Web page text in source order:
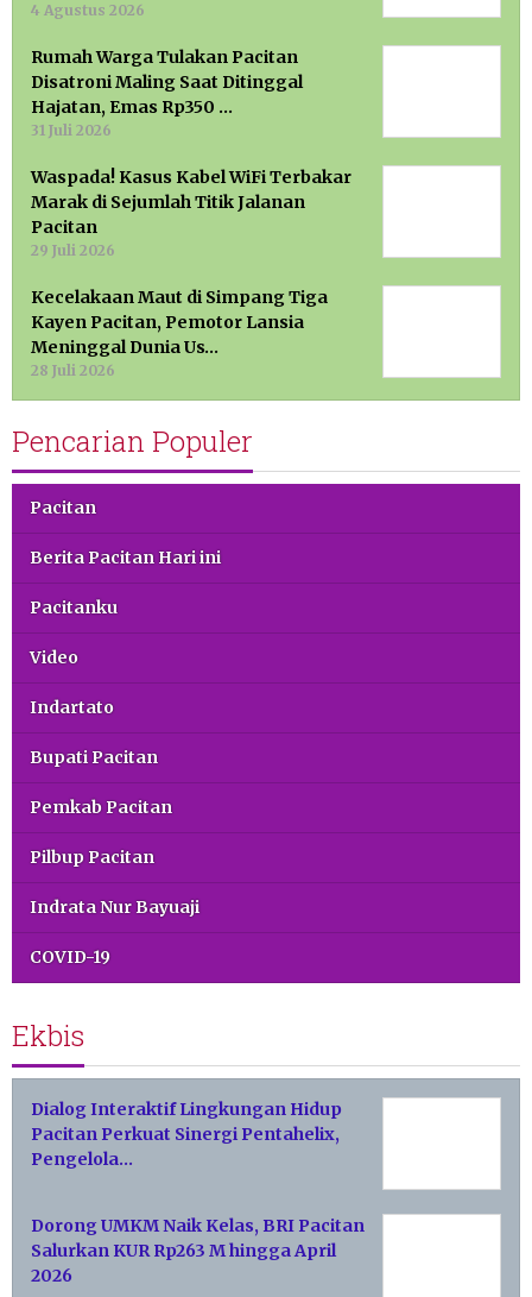
4 Agustus 2026
Rumah Warga Tulakan Pacitan
Disatroni Maling Saat Ditinggal
Hajatan, Emas Rp350 …
31 Juli 2026
Waspada! Kasus Kabel WiFi Terbakar
Marak di Sejumlah Titik Jalanan
Pacitan
29 Juli 2026
Kecelakaan Maut di Simpang Tiga
Kayen Pacitan, Pemotor Lansia
Meninggal Dunia Us…
28 Juli 2026
Pencarian Populer
Pacitan
Berita Pacitan Hari ini
Pacitanku
Video
Indartato
Bupati Pacitan
Pemkab Pacitan
Pilbup Pacitan
Indrata Nur Bayuaji
COVID-19
Ekbis
Dialog Interaktif Lingkungan Hidup
Pacitan Perkuat Sinergi Pentahelix,
Pengelola…
Dorong UMKM Naik Kelas, BRI Pacitan
Salurkan KUR Rp263 M hingga April
2026